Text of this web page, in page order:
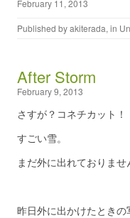
February 11, 2013
Published byakiterada, in
After Storm
February 9, 2013
さすが？コネチカット！
すごい雪。
まだ外に出れておりませ
昨日外に出かけたときの